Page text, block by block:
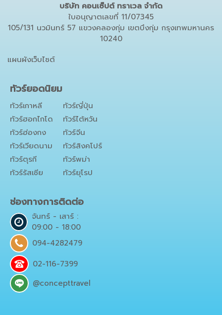
บริษัท คอนเซ็ปต์ ทราเวล จำกัด
ใบอนุญาตเลขที่ 11/07345
105/131 นวมินทร์ 57 แขวงคลองกุ่ม เขตบึงกุ่ม กรุงเทพมหานคร
10240
แผนผังเว็บไซต์
ทัวร์ยอดนิยม
ทัวร์เกาหลี
ทัวร์ฮอกไกโด
ทัวร์ฮ่องกง
ทัวร์เวียดนาม
ทัวร์ตุรกี
ทัวร์รัสเซีย
ทัวร์ญี่ปุ่น
ทัวร์ไต้หวัน
ทัวร์จีน
ทัวร์สิงคโปร์
ทัวร์พม่า
ทัวร์ยุโรป
ช่องทางการติดต่อ
จันทร์ - เสาร์ :
09:00 - 18:00
094-4282479
02-116-7399
@concepttravel